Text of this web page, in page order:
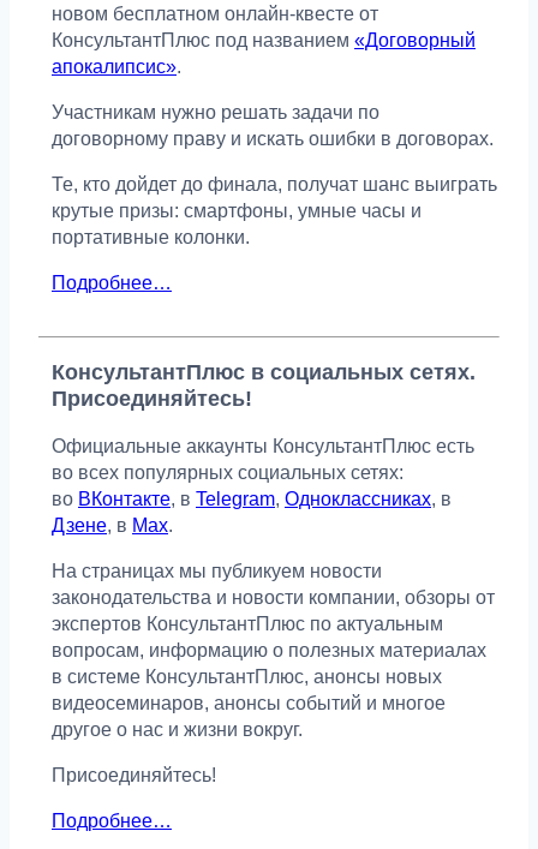
новом бесплатном онлайн-квесте от
КонсультантПлюс под названием «Договорный
апокалипсис».
Участникам нужно решать задачи по
договорному праву и искать ошибки в договорах.
Те, кто дойдет до финала, получат шанс выиграть
крутые призы: смартфоны, умные часы и
портативные колонки.
Подробнее…
КонсультантПлюс в социальных сетях.
Присоединяйтесь!
Официальные аккаунты КонсультантПлюс есть
во всех популярных социальных сетях:
во ВКонтакте, в Telegram, Одноклассниках, в
Дзене, в Max.
На страницах мы публикуем новости
законодательства и новости компании, обзоры от
экспертов КонсультантПлюс по актуальным
вопросам, информацию о полезных материалах
в системе КонсультантПлюс, анонсы новых
видеосеминаров, анонсы событий и многое
другое о нас и жизни вокруг.
Присоединяйтесь!
Подробнее…